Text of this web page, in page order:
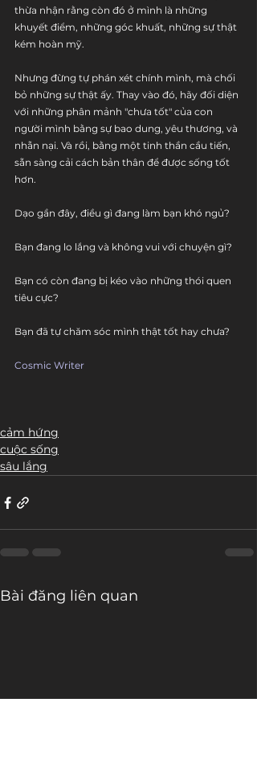
thừa nhận rằng còn đó ở mình là những
khuyết điểm, những góc khuất, những sự thật
kém hoàn mỹ.
Nhưng đừng tự phán xét chính mình, mà chối
bỏ những sự thật ấy. Thay vào đó, hãy đối diện
với những phân mảnh "chưa tốt" của con
người mình bằng sự bao dung, yêu thương, và
nhẫn nại. Và rồi, bằng một tinh thần cầu tiến,
sẵn sàng cải cách bản thân để được sống tốt
hơn.
Dạo gần đây, điều gì đang làm bạn khó ngủ?
Bạn đang lo lắng và không vui với chuyện gì?
Bạn có còn đang bị kéo vào những thói quen
tiêu cực?
Bạn đã tự chăm sóc mình thật tốt hay chưa?
Cosmic Writer
cảm hứng
cuộc sống
sâu lắng
Bài đăng liên quan